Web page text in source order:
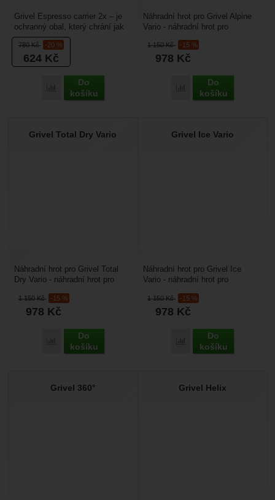
780Kč -20 %
624 Kč
Přidat 'Grivel Espresso 2x' k porovnání
Do
košíku
Grivel Espresso carrier 2x – je
ochranný obal, který chrání jak
šrouby, tak okolní věci v batohu.
Má...
1 150Kč -15 %
978 Kč
Přidat 'Grivel Alpine
Do
košíku
Náhradní hrot pro Grivel Alpine
Vario - náhradní hrot pro
určený pro lezení...
Grivel Total Dry Vario
1 150Kč -15 %
978 Kč
Přidat 'Grivel Total Dry Vario' k porovnání
Do
košíku
Náhradní hrot pro Grivel Total
Dry Vario - náhradní hrot pro
určený pro lezení...
Grivel Ice Vario
1 150Kč -15 %
978 Kč
Přidat 'Grivel Ice Vario'
Do
košíku
Náhradní hrot pro Grivel Ice
Vario - náhradní hrot pro
určený pro lezení...
Grivel 360° Grivel Helix